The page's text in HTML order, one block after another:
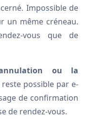
Impossible de
un même créneau.
vous que de
ou la
reste possible par e-
de confirmation
de rendez-vous.